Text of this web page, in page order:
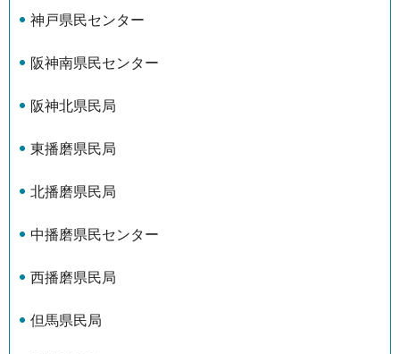
神戸県民センター
阪神南県民センター
阪神北県民局
東播磨県民局
北播磨県民局
中播磨県民センター
西播磨県民局
但馬県民局